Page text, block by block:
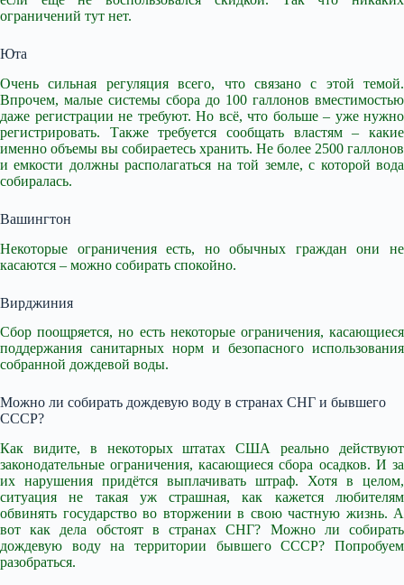
ограничений тут нет.
Юта
Очень сильная регуляция всего, что связано с этой темой.
Впрочем, малые системы сбора до 100 галлонов вместимостью
даже регистрации не требуют. Но всё, что больше – уже нужно
регистрировать. Также требуется сообщать властям – какие
именно объемы вы собираетесь хранить. Не более 2500 галлонов
и емкости должны располагаться на той земле, с которой вода
собиралась.
Вашингтон
Некоторые ограничения есть, но обычных граждан они не
касаются – можно собирать спокойно.
Вирджиния
Сбор поощряется, но есть некоторые ограничения, касающиеся
поддержания санитарных норм и безопасного использования
собранной дождевой воды.
Можно ли собирать дождевую воду в странах СНГ и бывшего
СССР?
Как видите, в некоторых штатах США реально действуют
законодательные ограничения, касающиеся сбора осадков. И за
их нарушения придётся выплачивать штраф. Хотя в целом,
ситуация не такая уж страшная, как кажется любителям
обвинять государство во вторжении в свою частную жизнь. А
вот как дела обстоят в странах СНГ? Можно ли собирать
дождевую воду на территории бывшего СССР? Попробуем
разобраться.